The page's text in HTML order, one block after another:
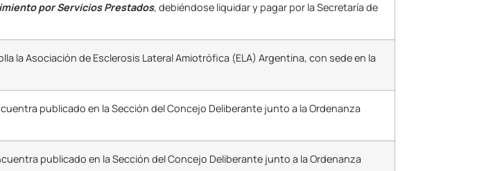
por Servicios Prestados, debiéndose liquidar y pagar por la Secretaría de
la Asociación de Esclerosis Lateral Amiotrófica (ELA) Argentina, con sede en la
publicado en la Sección del Concejo Deliberante junto a la Ordenanza
publicado en la Sección del Concejo Deliberante junto a la Ordenanza